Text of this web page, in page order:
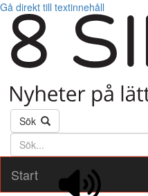
Gå direkt till textinnehåll
Sök
Söktext
Start